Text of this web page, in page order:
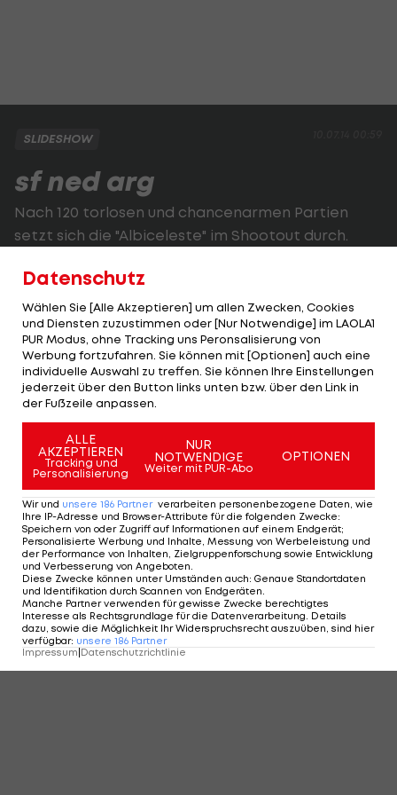
SLIDESHOW
sf ned arg
Nach 120 torlosen und chancenarmen Partien
setzt sich die "Albiceleste" im Shootout durch.
KOMMENTARE
Datenschutz
Wählen Sie [Alle Akzeptieren] um allen Zwecken, Cookies
und Diensten zuzustimmen oder [Nur Notwendige] im LAOLA1
PUR Modus, ohne Tracking uns Peronsalisierung von
Werbung fortzufahren. Sie können mit [Optionen] auch eine
individuelle Auswahl zu treffen. Sie können Ihre Einstellungen
jederzeit über den Button links unten bzw. über den Link in
der Fußzeile anpassen.
ALLE
AKZEPTIEREN
Tracking und
Personalisierung
NUR
NOTWENDIGE
Weiter mit PUR-Abo
OPTIONEN
Wir und unsere 186 Partner verarbeiten personenbezogene Daten, wie
Ihre IP-Adresse und Browser-Attribute für die folgenden Zwecke:
Speichern von oder Zugriff auf Informationen auf einem Endgerät;
Personalisierte Werbung und Inhalte, Messung von Werbeleistung und
der Performance von Inhalten, Zielgruppenforschung sowie Entwicklung
und Verbesserung von Angeboten.
Diese Zwecke können unter Umständen auch: Genaue Standortdaten
und Identifikation durch Scannen von Endgeräten.
Manche Partner verwenden für gewisse Zwecke berechtigtes
Interesse als Rechtsgrundlage für die Datenverarbeitung. Details
dazu, sowie die Möglichkeit Ihr Widerspruchsrecht auszuüben, sind hier
verfügbar: unsere 186 Partner
Impressum Datenschutzrichtlinie